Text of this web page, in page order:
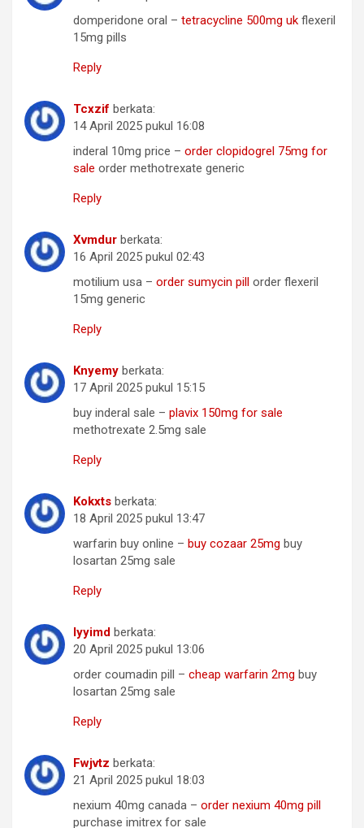
domperidone oral – tetracycline 500mg uk flexeril
15mg pills
Reply
Tcxzif berkata:
14 April 2025 pukul 16:08
inderal 10mg price – order clopidogrel 75mg for
sale order methotrexate generic
Reply
Xvmdur berkata:
16 April 2025 pukul 02:43
motilium usa – order sumycin pill order flexeril
15mg generic
Reply
Knyemy berkata:
17 April 2025 pukul 15:15
buy inderal sale – plavix 150mg for sale
methotrexate 2.5mg sale
Reply
Kokxts berkata:
18 April 2025 pukul 13:47
warfarin buy online – buy cozaar 25mg buy
losartan 25mg sale
Reply
Iyyimd berkata:
20 April 2025 pukul 13:06
order coumadin pill – cheap warfarin 2mg buy
losartan 25mg sale
Reply
Fwjvtz berkata:
21 April 2025 pukul 18:03
nexium 40mg canada – order nexium 40mg pill
purchase imitrex for sale